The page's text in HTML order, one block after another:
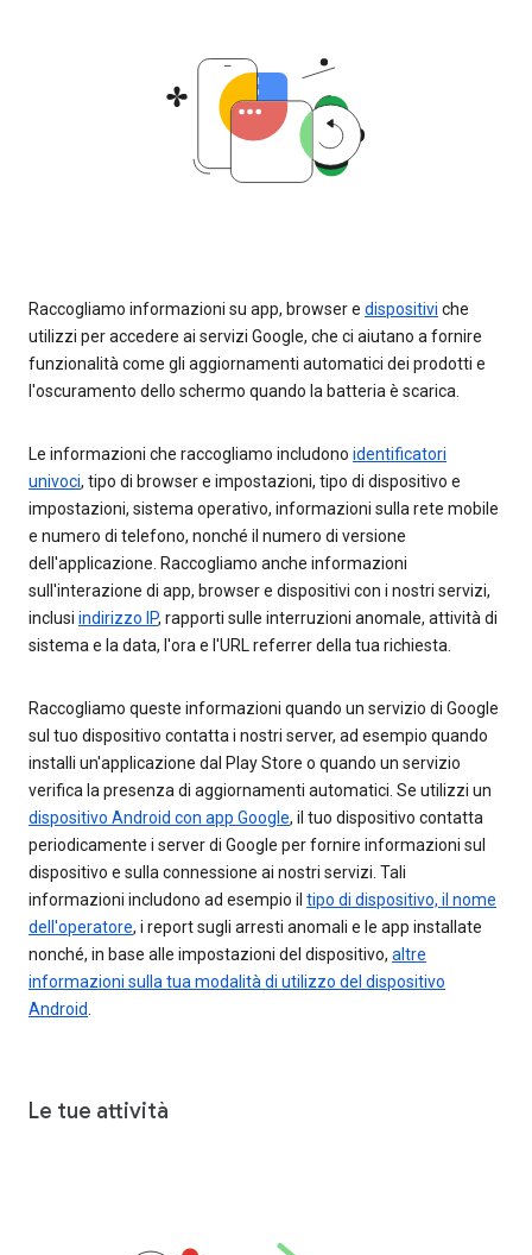
Raccogliamo informazioni su app, browser e dispositivi che
utilizzi per accedere ai servizi Google, che ci aiutano a fornire
funzionalità come gli aggiornamenti automatici dei prodotti e
l'oscuramento dello schermo quando la batteria è scarica.
Le informazioni che raccogliamo includono identificatori
univoci, tipo di browser e impostazioni, tipo di dispositivo e
impostazioni, sistema operativo, informazioni sulla rete mobile
e numero di telefono, nonché il numero di versione
dell'applicazione. Raccogliamo anche informazioni
sull'interazione di app, browser e dispositivi con i nostri servizi,
inclusi indirizzo IP, rapporti sulle interruzioni anomale, attività di
sistema e la data, l'ora e l'URL referrer della tua richiesta.
Raccogliamo queste informazioni quando un servizio di Google
sul tuo dispositivo contatta i nostri server, ad esempio quando
installi un'applicazione dal Play Store o quando un servizio
verifica la presenza di aggiornamenti automatici. Se utilizzi un
dispositivo Android con app Google, il tuo dispositivo contatta
periodicamente i server di Google per fornire informazioni sul
dispositivo e sulla connessione ai nostri servizi. Tali
informazioni includono ad esempio il tipo di dispositivo, il nome
dell'operatore, i report sugli arresti anomali e le app installate
nonché, in base alle impostazioni del dispositivo, altre
informazioni sulla tua modalità di utilizzo del dispositivo
Android.
Le tue attività